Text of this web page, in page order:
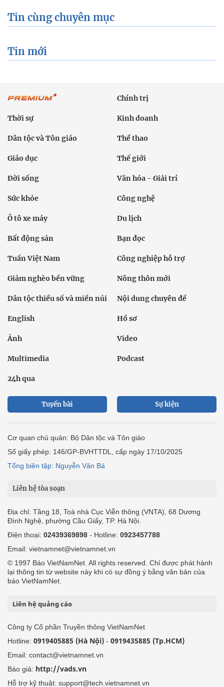
Tin cùng chuyên mục
Tin mới
Chính trị
Thời sự Kinh doanh
Dân tộc và Tôn giáo Thể thao
Giáo dục Thế giới
Đời sống Văn hóa - Giải trí
Sức khỏe Công nghệ
Ô tô xe máy Du lịch
Bất động sản Bạn đọc
Tuần Việt Nam Công nghiệp hỗ trợ
Giảm nghèo bền vững Nông thôn mới
Dân tộc thiểu số và miền núi Nội dung chuyên đề
English Hồ sơ
Ảnh Video
Multimedia Podcast
24h qua
Tuyến bài Sự kiện
Cơ quan chủ quản: Bộ Dân tộc và Tôn giáo
Số giấy phép: 146/GP-BVHTTDL, cấp ngày 17/10/2025
Tổng biên tập: Nguyễn Văn Bá
Liên hệ tòa soạn
Địa chỉ: Tầng 18, Toà nhà Cục Viễn thông (VNTA), 68 Dương
Đình Nghệ, phường Cầu Giấy, TP. Hà Nội.
Điện thoại: 02439369898 - Hotline: 0923457788
Email: vietnamnet@vietnamnet.vn
© 1997 Báo VietNamNet. All rights reserved. Chỉ được phát hành
lại thông tin từ website này khi có sự đồng ý bằng văn bản của
báo VietNamNet.
Liên hệ quảng cáo
Công ty Cổ phần Truyền thông VietNamNet
Hotline: 0919405885 (Hà Nội) - 0919435885 (Tp.HCM)
Email: contact@vietnamnet.vn
Báo giá: http://vads.vn
Hỗ trợ kỹ thuật: support@tech.vietnamnet.vn